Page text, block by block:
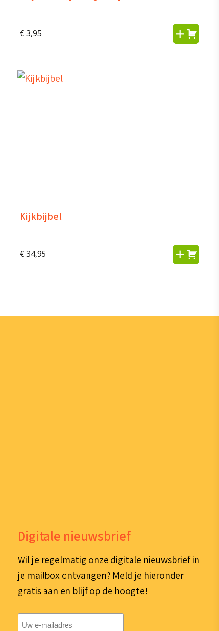
€ 3,95
Kijkbijbel
€ 34,95
Digitale nieuwsbrief
Wil je regelmatig onze digitale nieuwsbrief in
je mailbox ontvangen? Meld je hieronder
gratis aan en blijf op de hoogte!